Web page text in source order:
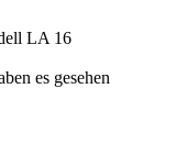
LA 16
es gesehen